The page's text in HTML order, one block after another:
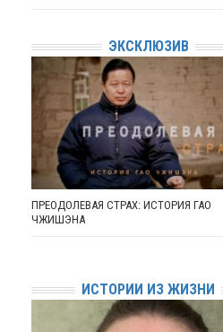
ЭКСКЛЮЗИВ
ПРЕОДОЛЕВАЯ СТРАХ: ИСТОРИЯ ГАО
ЧЖИШЭНА
ИСТОРИИ ИЗ ЖИЗНИ